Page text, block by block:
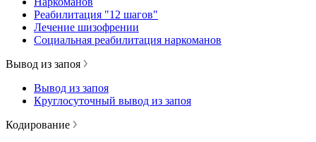
Реабилитация "12 шагов"
Лечение шизофрении
Социальная реабилитация наркоманов
Вывод из запоя
Вывод из запоя
Круглосуточный вывод из запоя
Кодирование